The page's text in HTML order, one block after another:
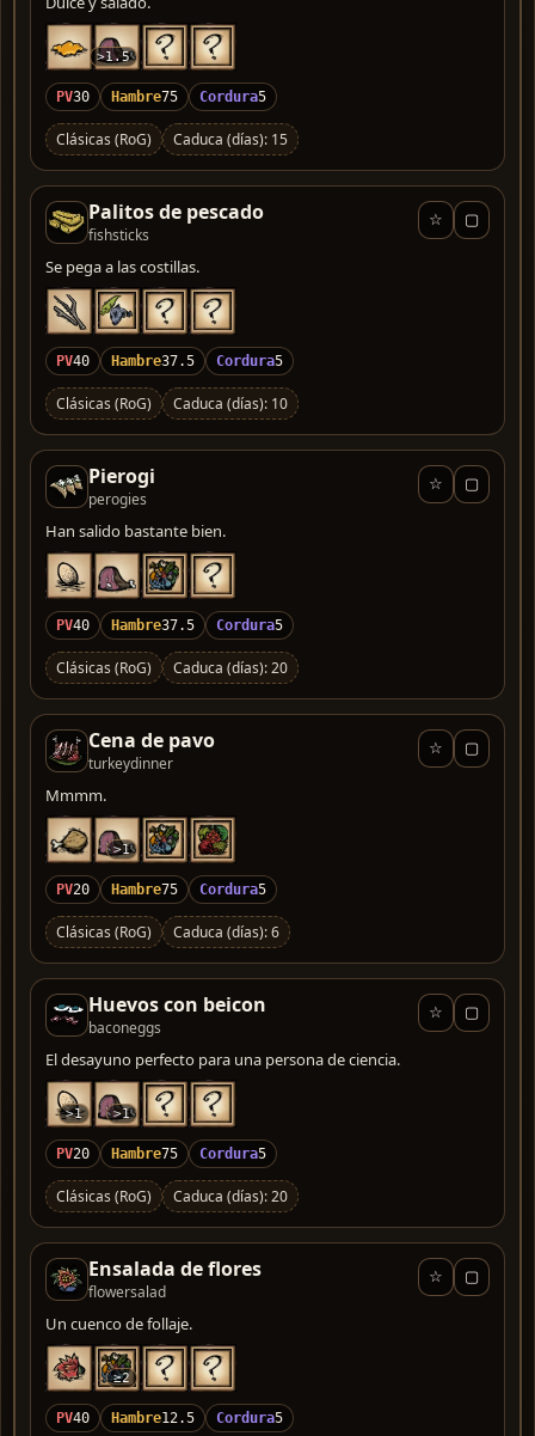
>1.5
PV30 Hambre75 Cordura5
Clásicas (RoG) Caduca (días): 15
Palitos de pescado
fishsticks
☆ ▢
Se pega a las costillas.
PV40 Hambre37.5 Cordura5
Clásicas (RoG) Caduca (días): 10
Pierogi
perogies
☆ ▢
Han salido bastante bien.
PV40 Hambre37.5 Cordura5
Clásicas (RoG) Caduca (días): 20
Cena de pavo
turkeydinner
☆ ▢
Mmmm.
>1
PV20 Hambre75 Cordura5
Clásicas (RoG) Caduca (días): 6
Huevos con beicon
baconeggs
☆ ▢
El desayuno perfecto para una persona de ciencia.
>1 >1
PV20 Hambre75 Cordura5
Clásicas (RoG) Caduca (días): 20
Ensalada de flores
flowersalad
☆ ▢
Un cuenco de follaje.
≥2
PV40 Hambre12.5 Cordura5